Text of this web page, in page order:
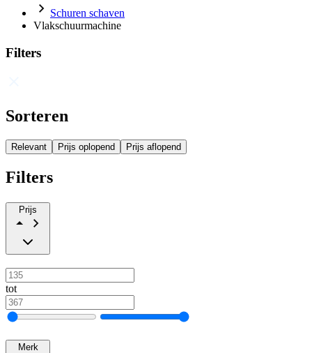
Schuren schaven
Vlakschuurmachine
Filters
Sorteren
Relevant Prijs oplopend Prijs aflopend
Filters
Prijs
tot
Merk